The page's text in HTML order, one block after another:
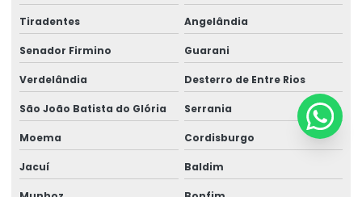
Tiradentes Angelândia
Senador Firmino Guarani
Verdelândia Desterro de Entre Rios
São João Batista do Glória Serrania
Moema Cordisburgo
Jacuí Baldim